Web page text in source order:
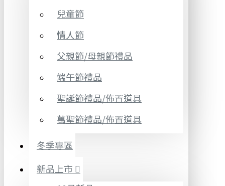
兒童節
情人節
父親節/母親節禮品
端午節禮品
聖誕節禮品/佈置道具
萬聖節禮品/佈置道具
冬季專區
新品上市